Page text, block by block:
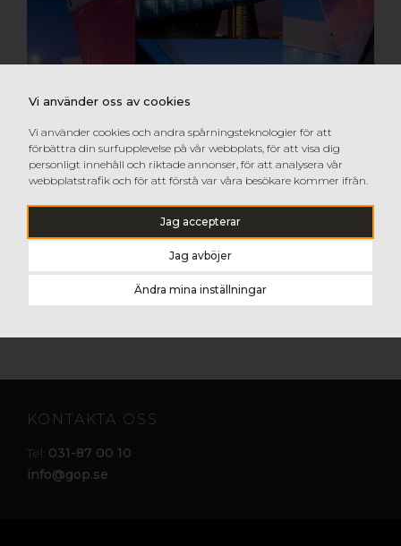
Vi använder oss av cookies
Vi använder cookies och andra spårningsteknologier för att
förbättra din surfupplevelse på vår webbplats, för att visa dig
personligt innehåll och riktade annonser, för att analysera vår
webbplatstrafik och för att förstå var våra besökare kommer ifrån.
Jag accepterar
Jag avböjer
Ändra mina inställningar
22-23 september 2020 finns vi på plats även i
Stockholm! Vi ser fram emot att presentera våra
material,
er. Föranmäl er för ett gratis besök och prata
materialnyheter med oss!
Mässarrangören meddelar att mässan genomförs efter
klartecken från berörda myndigheter och med
säkerhetsåtgärder för allas trygghet.
KONTAKTA OSS
Tel: 031-87 00 10
info@gop.se